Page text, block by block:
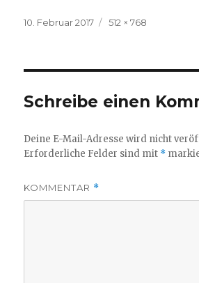
c
b
o
o
k
to
o
n
ai le
Veröffentlicht
10. Februar 2017
Volle
512 × 768
Schreibe einen
Deine E-Mail-Adresse wird nicht
Erforderliche Felder sind mit *
KOMMENTAR *